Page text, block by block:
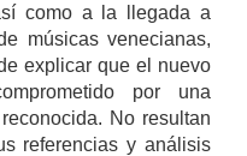
como a la llegada a
músicas venecianas,
explicar que el nuevo
por una
No resultan
referencias y análisis